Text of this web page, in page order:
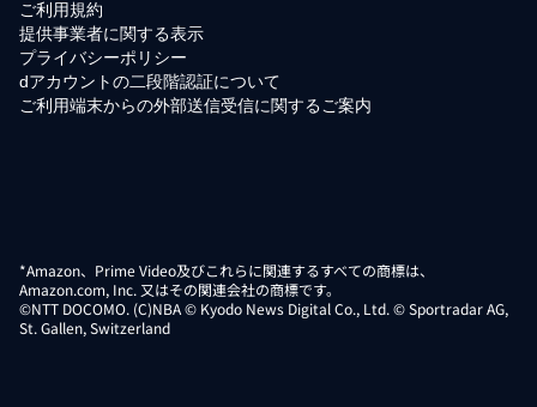
ご利用規約
提供事業者に関する表示
プライバシーポリシー
dアカウントの二段階認証について
ご利用端末からの外部送信受信に関するご案内
*Amazon、Prime Video及びこれらに関連するすべての商標は、
Amazon.com, Inc. 又はその関連会社の商標です。
©NTT DOCOMO. (C)NBA © Kyodo News Digital Co., Ltd. © Sportradar AG,
St. Gallen, Switzerland